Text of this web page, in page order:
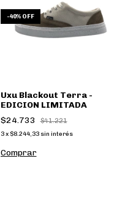
-40% OFF
Uxu Blackout Terra -
EDICION LIMITADA
$24.733
$41.221
3 x $8.244,33 sin interés
Comprar